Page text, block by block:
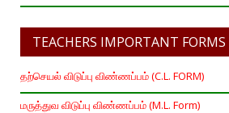
TEACHERS IMPORTANT FORMS
தற்செயல் விடுப்பு விண்ணப்பம் (C.L. FORM)
மருத்துவ விடுப்பு விண்ணப்பம் (M.L. Form)